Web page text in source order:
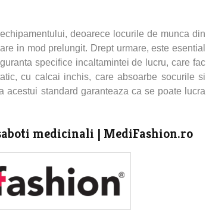
deoarece locurile de munca din
in mod prelungit. Drept urmare, este esential
specifice incaltamintei de lucru, care fac
cu calcai inchis, care absoarbe socurile si
acestui standard garanteaza ca se poate lucra
medicinali | MediFashion.ro